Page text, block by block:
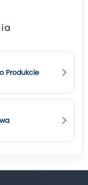
Produkcie